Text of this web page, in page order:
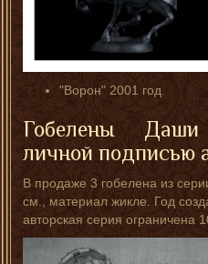
"Ворон" 2001 год.
Гобелены
личной подписью
В продаже 3 гобелена из
см., материал жикле. Год
aвтopская серия огpаниченa